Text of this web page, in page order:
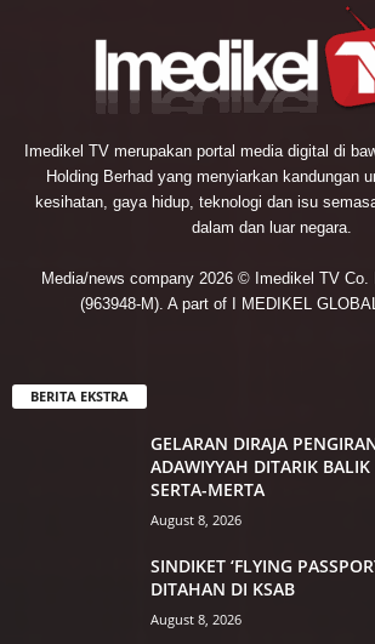
Imedikel TV merupakan portal media digital di
Holding Berhad yang menyiarkan kandungan
kesihatan, gaya hidup, teknologi dan isu
dalam dan luar negara.
Media/news company 2026 © Imedikel TV Co.
(963948-M). A part of I MEDIKEL
BERITA EKSTRA
GELARAN DIRAJA
ADAWIYYAH DITARIK
SERTA-MERTA
August 8, 2026
SINDIKET ‘FLYING
DITAHAN DI KSAB
August 8, 2026